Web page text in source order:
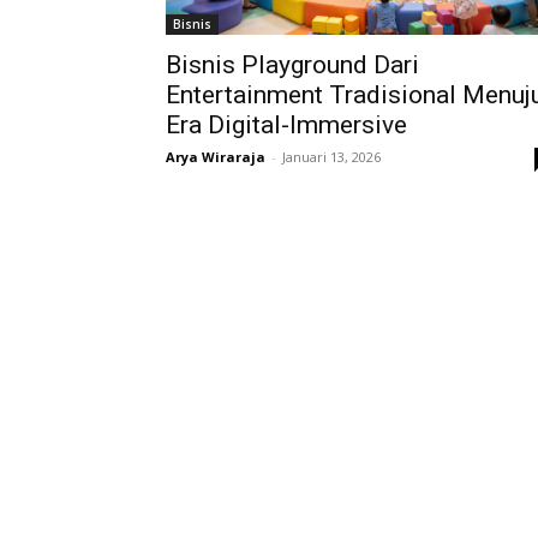
Bisnis
Bisnis Playground Dari
Entertainment Tradisional
Era Digital-Immersive
Arya Wiraraja - Januari 13, 2026